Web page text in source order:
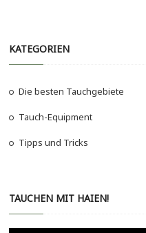
KATEGORIEN
Die besten Tauchgebiete
Tauch-Equipment
Tipps und Tricks
TAUCHEN MIT HAIEN!